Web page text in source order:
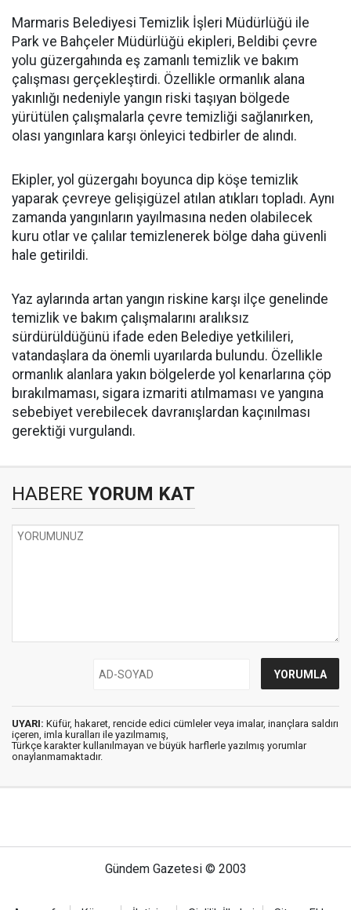
Marmaris Belediyesi Temizlik İşleri Müdürlüğü ile
Park ve Bahçeler Müdürlüğü ekipleri, Beldibi çevre
yolu güzergahında eş zamanlı temizlik ve bakım
çalışması gerçekleştirdi. Özellikle ormanlık alana
yakınlığı nedeniyle yangın riski taşıyan bölgede
yürütülen çalışmalarla çevre temizliği sağlanırken,
olası yangınlara karşı önleyici tedbirler de alındı.
Ekipler, yol güzergahı boyunca dip köşe temizlik
yaparak çevreye gelişigüzel atılan atıkları topladı. Aynı
zamanda yangınların yayılmasına neden olabilecek
kuru otlar ve çalılar temizlenerek bölge daha güvenli
hale getirildi.
Yaz aylarında artan yangın riskine karşı ilçe genelinde
temizlik ve bakım çalışmalarını aralıksız
sürdürüldüğünü ifade eden Belediye yetkilileri,
vatandaşlara da önemli uyarılarda bulundu. Özellikle
ormanlık alanlara yakın bölgelerde yol kenarlarına çöp
bırakılmaması, sigara izmariti atılmaması ve yangına
sebebiyet verebilecek davranışlardan kaçınılması
gerektiği vurgulandı.
HABERE YORUM KAT
UYARI: Küfür, hakaret, rencide edici cümleler veya imalar, inançlara saldırı
içeren, imla kuralları ile yazılmamış,
Türkçe karakter kullanılmayan ve büyük harflerle yazılmış yorumlar
onaylanmamaktadır.
Gündem Gazetesi © 2003